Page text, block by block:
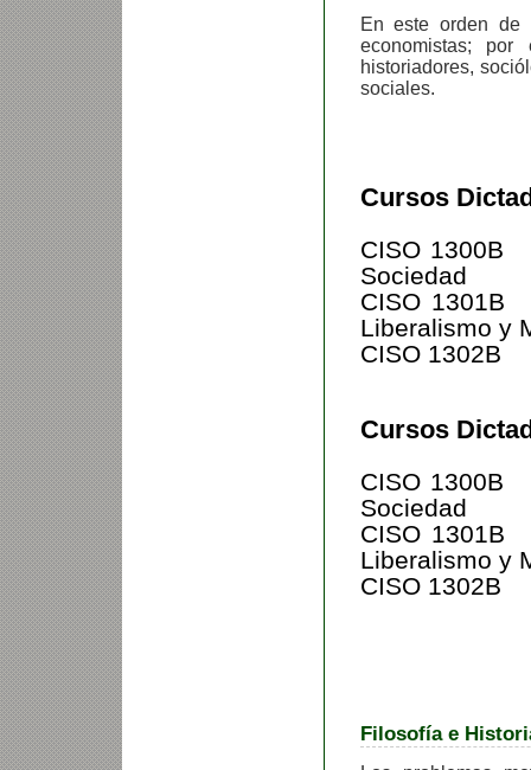
En este orden de
economistas;
historiadores,
sociales.
Cursos
CISO 1300B
Sociedad
CISO 1301B
Liberalismo y
CISO 1302B
Cursos
CISO 1300B
Sociedad
CISO 1301B
Liberalismo y
CISO 1302B
Filosofía e